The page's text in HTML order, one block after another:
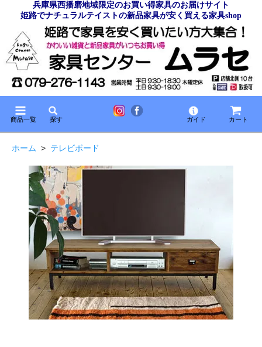
兵庫県西播磨地域限定のお買い得家具のお届けサイト
姫路でナチュラルテイストの新品家具が安く買える家具shop
商品一覧 探す ガイド カート
ホーム > テレビボード